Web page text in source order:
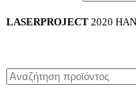
LASERPROJECT 2020